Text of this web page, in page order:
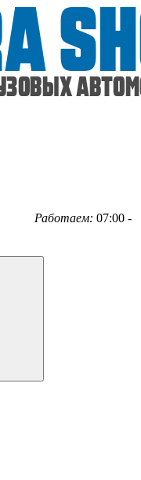
Работаем: 07:00 -